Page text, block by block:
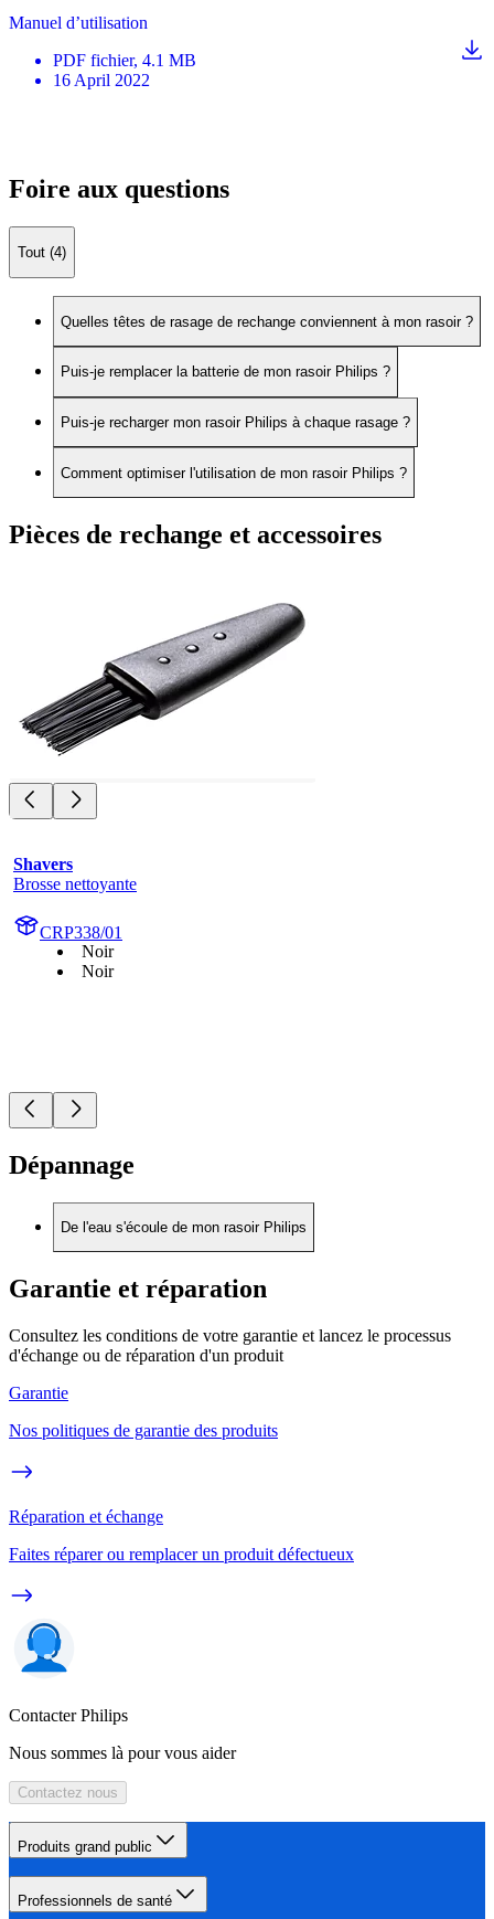
Manuel d’utilisation
PDF fichier, 4.1 MB
16 April 2022
Foire aux questions
Tout (4)
Quelles têtes de rasage de rechange conviennent à mon rasoir ?
Puis-je remplacer la batterie de mon rasoir Philips ?
Puis-je recharger mon rasoir Philips à chaque rasage ?
Comment optimiser l'utilisation de mon rasoir Philips ?
Pièces de rechange et accessoires
Shavers
Brosse nettoyante
CRP338/01
Noir
Noir
Dépannage
De l'eau s'écoule de mon rasoir Philips
Garantie et réparation
Consultez les conditions de votre garantie et lancez le processus
d'échange ou de réparation d'un produit
Garantie
Nos politiques de garantie des produits
Réparation et échange
Faites réparer ou remplacer un produit défectueux
Contacter Philips
Nous sommes là pour vous aider
Contactez nous
Produits grand public
Professionnels de santé